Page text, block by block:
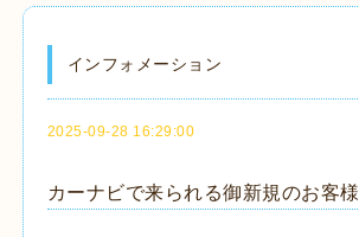
インフォメーション
2025-09-28 16:29:00
カーナビで来られる御新規のお客様